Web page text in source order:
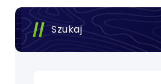
Szukaj